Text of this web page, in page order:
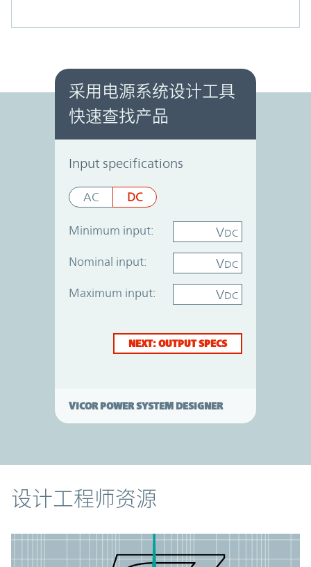
Power System Designer
采用电源系统设计工具
快速查找产品
Input specifications
AC DC
Minimum input: VDC
Nominal input: VDC
Maximum input: VDC
NEXT: OUTPUT SPECS
VICOR POWER SYSTEM DESIGNER
资源
设计工程师资源